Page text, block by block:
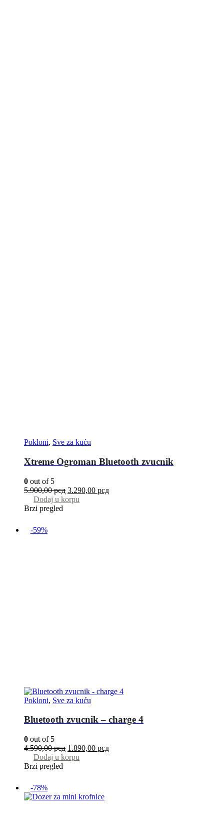
Pokloni, Sve za kuću
Xtreme Ogroman Bluetooth zvucnik
0 out of 5
5.900,00рсд 3.290,00 рсд
Dodaj u korpu
Brzi pregled
-59%
Pokloni, Sve za kuću
Bluetooth zvucnik – charge 4
0 out of 5
4.590,00рсд 1.890,00 рсд
Dodaj u korpu
Brzi pregled
-78%